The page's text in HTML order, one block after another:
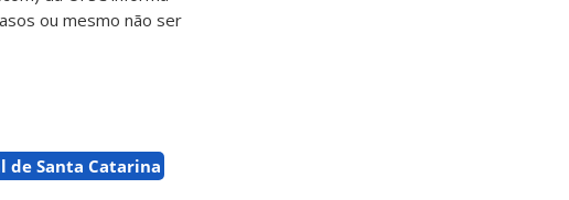
ou mesmo não ser
de Santa Catarina